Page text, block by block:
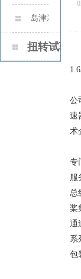
么？岛津新款电
验机扭转试验机
公
速
术
专
服
总
桨
通
系
包